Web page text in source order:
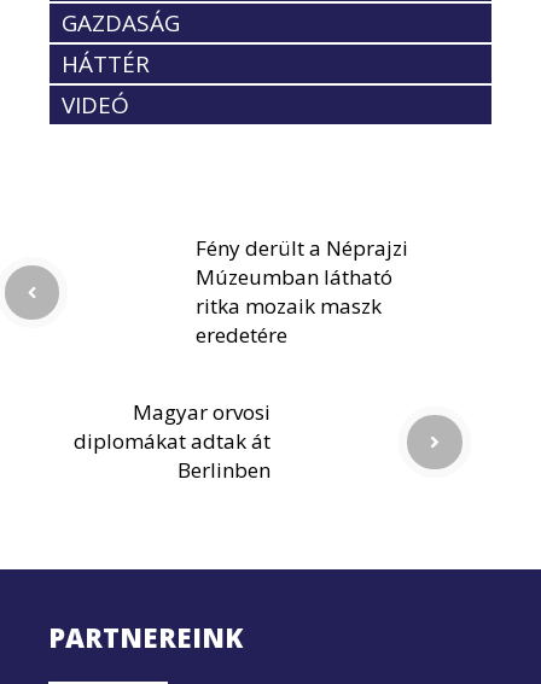
GAZDASÁG
HÁTTÉR
VIDEÓ
Fény derült a Néprajzi
Múzeumban látható
ritka mozaik maszk
eredetére
Magyar orvosi
diplomákat adtak át
Berlinben
PARTNEREINK